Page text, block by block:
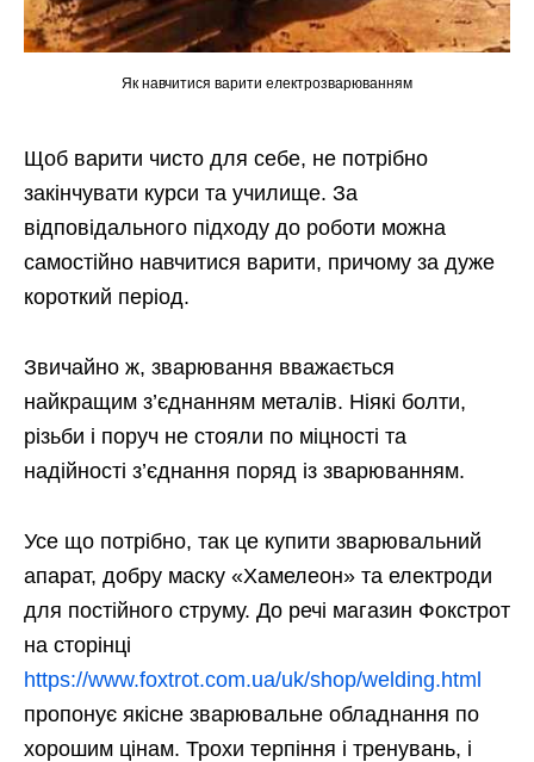
Як навчитися варити електрозварюванням
Щоб варити чисто для себе, не потрібно
закінчувати курси та училище. За
відповідального підходу до роботи можна
самостійно навчитися варити, причому за дуже
короткий період.
Звичайно ж, зварювання вважається
найкращим з’єднанням металів. Ніякі болти,
різьби і поруч не стояли по міцності та
надійності з’єднання поряд із зварюванням.
Усе що потрібно, так це купити зварювальний
апарат, добру маску «Хамелеон» та електроди
для постійного струму. До речі магазин Фокстрот
на сторінці
https://www.foxtrot.com.ua/uk/shop/welding.html
пропонує якісне зварювальне обладнання по
хорошим цінам. Трохи терпіння і тренувань, і